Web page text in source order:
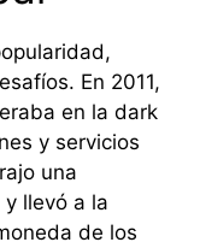
En 2011,
en la dark
y servicios
una
llevó a la
de los